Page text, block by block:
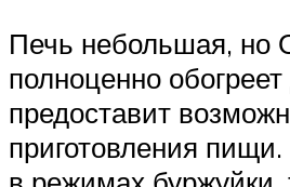
Печь небольшая, но
полноценно
предоставит
приготовления